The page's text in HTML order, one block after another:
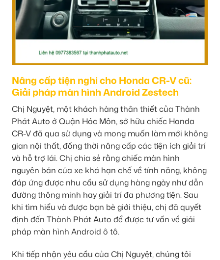
Nâng cấp tiện nghi cho Honda CR-V cũ:
Giải pháp màn hình Android Zestech
Chị Nguyệt, một khách hàng thân thiết của Thành
Phát Auto ở Quận Hóc Môn, sở hữu chiếc Honda
CR-V đã qua sử dụng và mong muốn làm mới không
gian nội thất, đồng thời nâng cấp các tiện ích giải trí
và hỗ trợ lái. Chị chia sẻ rằng chiếc màn hình
nguyên bản của xe khá hạn chế về tính năng, không
đáp ứng được nhu cầu sử dụng hàng ngày như dẫn
đường thông minh hay giải trí đa phương tiện. Sau
khi tìm hiểu và được bạn bè giới thiệu, chị đã quyết
định đến Thành Phát Auto để được tư vấn về giải
pháp màn hình Android ô tô.
Khi tiếp nhận yêu cầu của Chị Nguyệt, chúng tôi